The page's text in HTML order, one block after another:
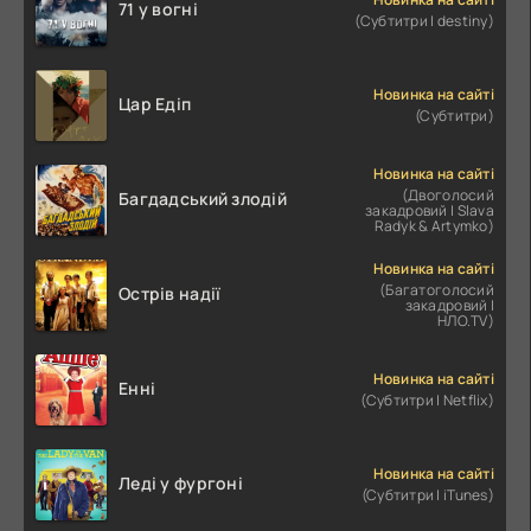
71 у вогні
(Субтитри | destiny)
Цар Едіп
Новинка на сайті
(Субтитри)
Багдадський злодій
Новинка на сайті
(Двоголосий
закадровий | Slava
Radyk & Artymko)
Острів надії
Новинка на сайті
(Багатоголосий
закадровий |
НЛО.TV)
Енні
Новинка на сайті
(Субтитри | Netflix)
Леді у фургоні
Новинка на сайті
(Субтитри | iTunes)